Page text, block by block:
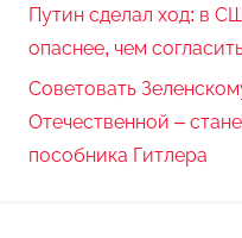
Путин сделал ход: в
опаснее, чем
Советовать
Отечественной –
пособника Гитлера